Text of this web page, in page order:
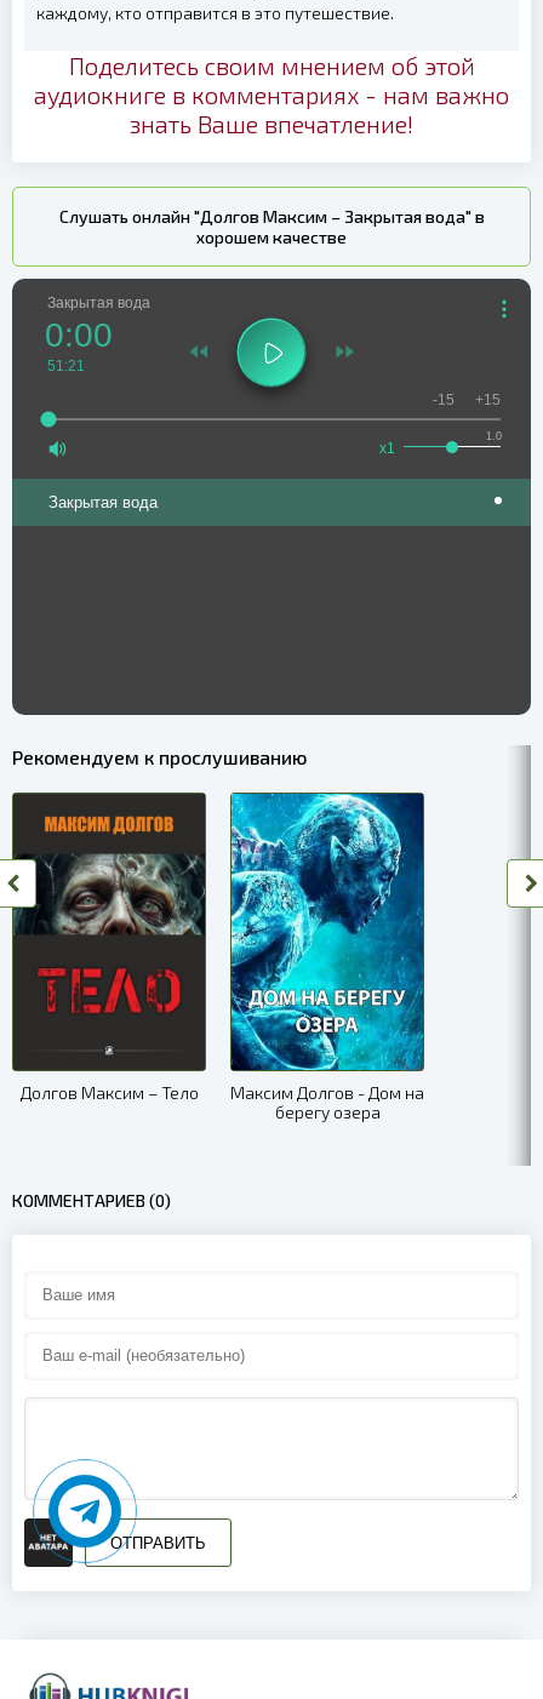
каждому, кто отправится в это путешествие.
Поделитесь своим мнением об этой
аудиокниге в комментариях - нам важно
знать Ваше впечатление!
Слушать онлайн "Долгов Максим – Закрытая вода" в
хорошем качестве
Закрытая вода
0:00
51:21
1.0
x1
-15 +15
Закрытая вода
Рекомендуем к прослушиванию
Долгов Максим – Тело
Максим Долгов - Дом на
берегу озера
КОММЕНТАРИЕВ (0)
ОТПРАВИТЬ